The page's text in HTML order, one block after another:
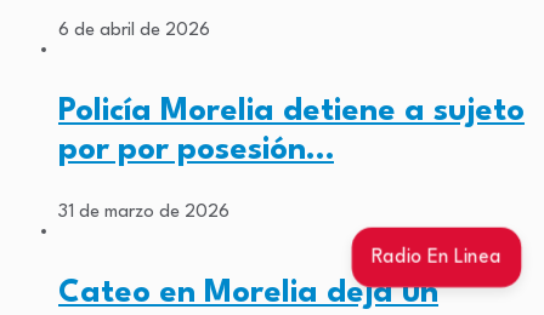
Radio En Linea
6 de abril de 2026
Policía Morelia detiene a sujeto
por por posesión…
31 de marzo de 2026
Cateo en Morelia deja un